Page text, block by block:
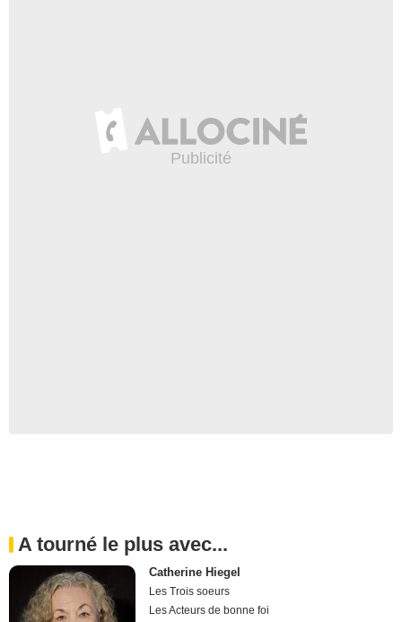
A tourné le plus avec...
Catherine Hiegel
Les Trois soeurs
Les Acteurs de bonne foi